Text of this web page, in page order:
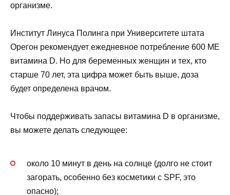
организме.
Институт Линуса Полинга при Университете штата
Орегон рекомендует ежедневное потребление 600 МЕ
витамина D. Но для беременных женщин и тех, кто
старше 70 лет, эта цифра может быть выше, доза
будет определена врачом.
Чтобы поддерживать запасы витамина D в организме,
вы можете делать следующее:
около 10 минут в день на солнце (долго не стоит
загорать, особенно без косметики с SPF, это
опасно);